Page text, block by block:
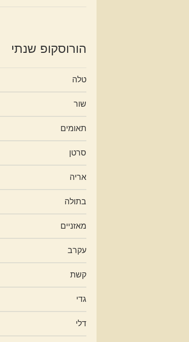
הורוסקופ שנתי
טלה
שור
תאומים
סרטן
אריה
בתולה
מאזניים
עקרב
קשת
גדי
דלי